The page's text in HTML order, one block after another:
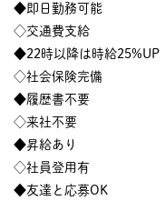
◆即日勤務可能
◇交通費支給
◆22時以降は時給25%UP
◇社会保険完備
◆履歴書不要
◇来社不要
◆昇給あり
◇社員登用有
◆友達と応募OK